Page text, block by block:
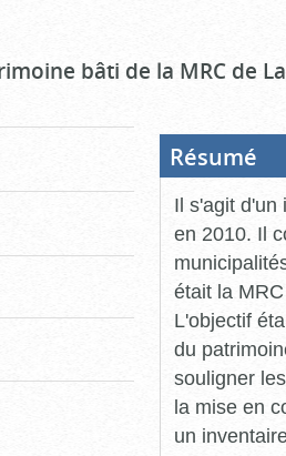
bâti de la MRC de
Résumé
Il s'agit d'un
en 2010. Il
était la
L'objectif
du
souligner
la mise en
un